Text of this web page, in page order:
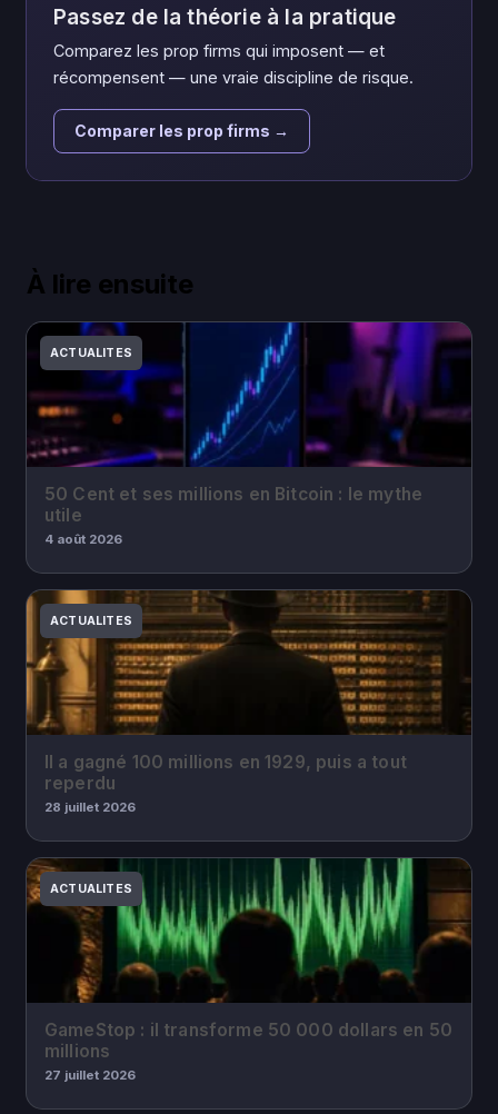
Passez de la théorie à la pratique
Comparez les prop firms qui imposent — et
récompensent — une vraie discipline de risque.
Comparer les prop firms →
À lire ensuite
ACTUALITES
50 Cent et ses millions en Bitcoin : le mythe
utile
4 août 2026
ACTUALITES
Il a gagné 100 millions en 1929, puis a tout
reperdu
28 juillet 2026
ACTUALITES
GameStop : il transforme 50 000 dollars en 50
millions
27 juillet 2026